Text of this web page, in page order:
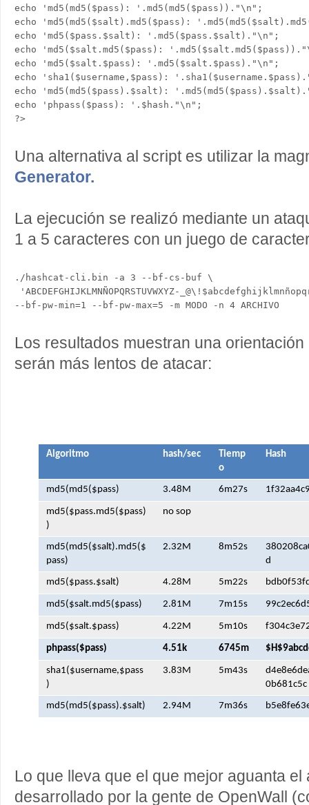
echo 'md5(md5($pass): '.md5(md5($pass))."\n";
echo 'md5(md5($salt).md5($pass):
echo 'md5($pass.$salt): '.md5($pass.$salt)."\n";
echo 'md5($salt.md5($pass):
echo 'md5($salt.$pass): '.md5($salt.$pass)."\n";
echo 'sha1($username,$pass):
echo 'md5(md5($pass).$salt):
echo 'phpass($pass): '.$hash."\n";
Una alternativa al script es utilizar la
Generator.
La ejecución se realizó mediante un
1 a 5 caracteres con un juego de
./hashcat-cli.bin -a 3 --bf-cs-buf \
'ABCDEFGHIJKLMNÑOPQRSTUVWXYZ-
Los resultados muestran una
serán más lentos de atacar:
Algoritmo hash/sec
Tiemp
o
Hash
md5(md5($pass) 3.48M 6m27s
md5($pass.md5($pass)
)
no sop
md5(md5($salt).md5($
pass)
2.32M 8m52s
d
md5($pass.$salt) 4.28M 5m22s
md5($salt.md5($pass) 2.81M 7m15s
md5($salt.$pass) 4.22M 5m10s
phpass($pass) 4.51k 6745m
sha1($username,$pass
)
3.83M 5m43s
0b681c5c
md5(md5($pass).$salt) 2.94M 7m36s
Lo que lleva que el que mejor aguanta
desarrollado por la gente de OpenWall